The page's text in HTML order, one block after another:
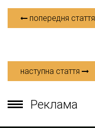
попередня стаття
наступна стаття
Реклама